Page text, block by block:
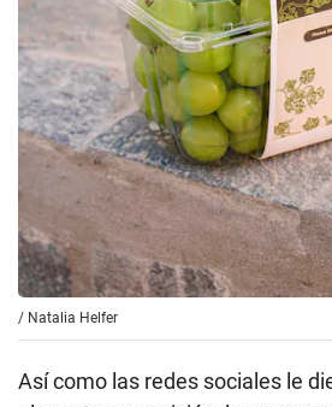
/ Natalia Helfer
Así como las redes sociales le